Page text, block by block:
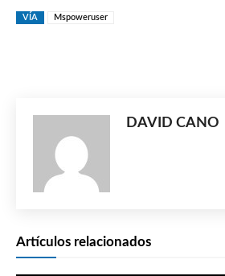
VÍA Mspoweruser
DAVID CANO
Artículos relacionados